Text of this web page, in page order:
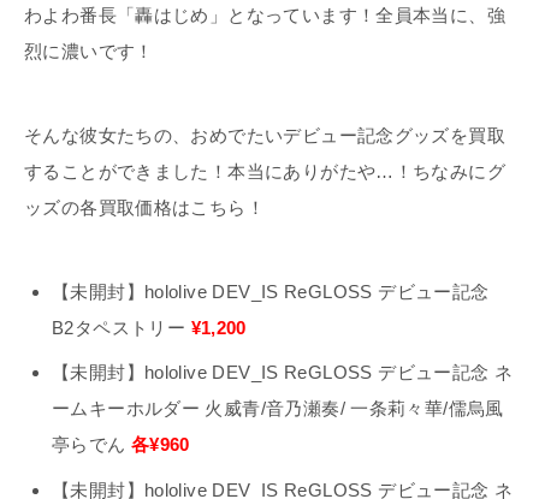
わよわ番長「轟はじめ」となっています！全員本当に、強
烈に濃いです！
そんな彼女たちの、おめでたいデビュー記念グッズを買取
することができました！本当にありがたや…！ちなみにグ
ッズの各買取価格はこちら！
【未開封】hololive DEV_IS ReGLOSS デビュー記念
B2タペストリー ¥1,200
【未開封】hololive DEV_IS ReGLOSS デビュー記念 ネ
ームキーホルダー 火威青/音乃瀬奏/ 一条莉々華/儒烏風
亭らでん 各¥960
【未開封】hololive DEV_IS ReGLOSS デビュー記念 ネ